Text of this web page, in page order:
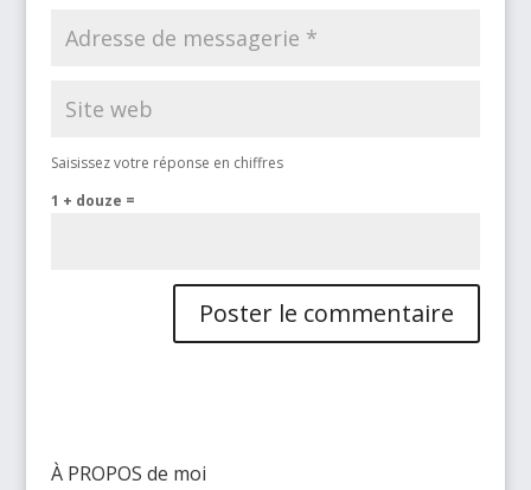
Saisissez votre réponse en chiffres
1 + douze =
À PROPOS de moi